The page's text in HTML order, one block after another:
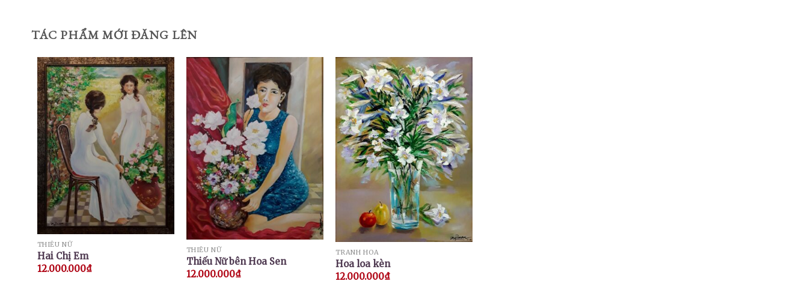
TÁC PHẨM MỚI ĐĂNG LÊN
THIẾU NỮ
Hai Chị Em
12.000.000₫
THIẾU NỮ
Thiếu Nữ bên Hoa Sen
12.000.000₫
TRANH HOA
Hoa loa kèn
12.000.000₫